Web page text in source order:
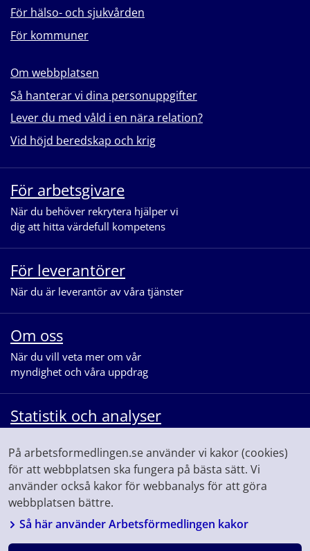
På arbetsformedlingen.se använder vi kakor (cookies)
för att webbplatsen ska fungera på bästa sätt. Vi
använder också kakor för webbanalys för att göra
webbplatsen bättre.
Så här använder Arbetsförmedlingen kakor
För hälso- och sjukvården
För kommuner
Om webbplatsen
Så hanterar vi dina personuppgifter
Lever du med våld i en nära relation?
Vid höjd beredskap och krig
För arbetsgivare
När du behöver rekrytera hjälper vi
dig att hitta värdefull kompetens
För leverantörer
När du är leverantör av våra tjänster
Om oss
När du vill veta mer om vår
myndighet och våra uppdrag
Statistik och analyser
våra analyser för arbetsmarknaden